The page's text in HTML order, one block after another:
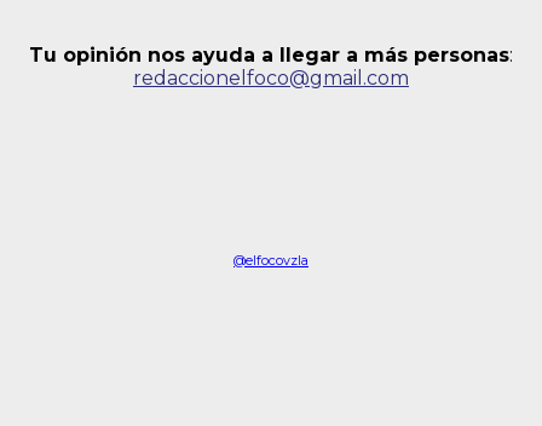
Tu opinión nos ayuda a llegar a más personas:
redaccionelfoco@gmail.com
@elfocovzla